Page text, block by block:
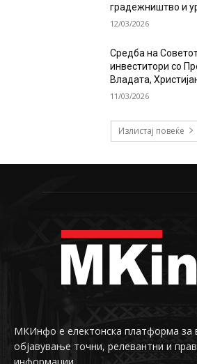
градежништво и
12/03/2026
Средба на
инвеститори со
Владата,
11/03/2026
Излистај повеќе
МКИнфо е електонска платформа за
објавување точни, релевантни и
информации.